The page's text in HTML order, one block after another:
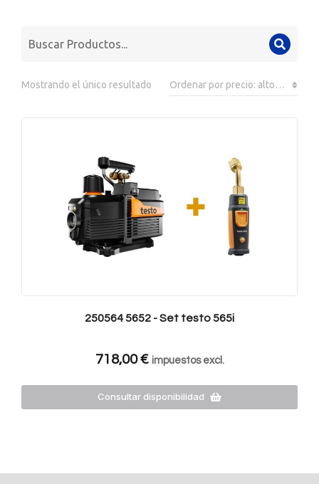
Mostrando el único resultado
250564 5652 - Set testo 565i
718,00€ impuestos excl.
Consultar disponibilidad